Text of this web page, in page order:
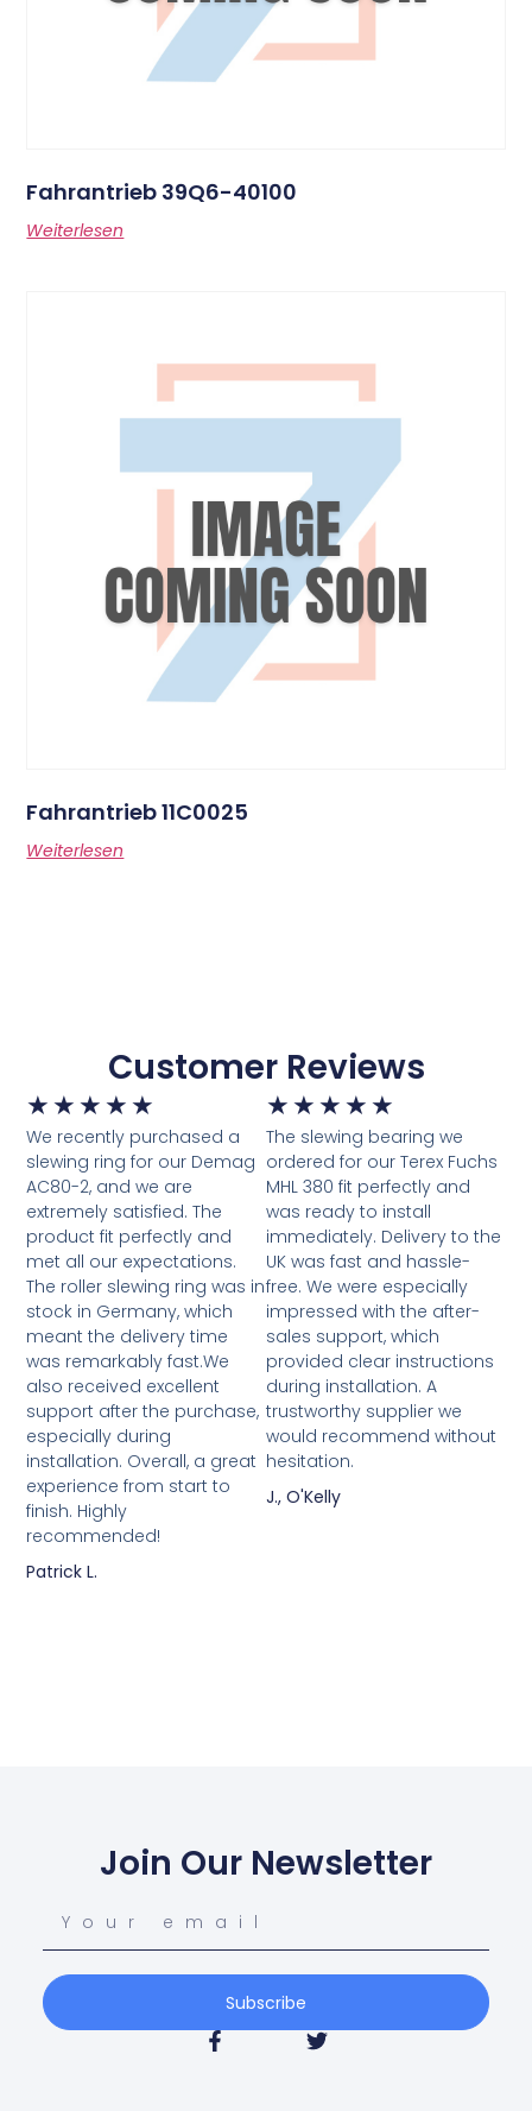
Fahrantrieb 39Q6-40100
Weiterlesen
Fahrantrieb 11C0025
Weiterlesen
Customer Reviews
★ ★ ★ ★ ★
We recently purchased a
slewing ring for our Demag
AC80-2, and we are
extremely satisfied. The
product fit perfectly and
met all our expectations.
The roller slewing ring was in
stock in Germany, which
meant the delivery time
was remarkably fast.We
also received excellent
support after the purchase,
especially during
installation. Overall, a great
experience from start to
finish. Highly
recommended!
Patrick L.
★ ★ ★ ★ ★
The slewing bearing we
ordered for our Terex Fuchs
MHL 380 fit perfectly and
was ready to install
immediately. Delivery to the
UK was fast and hassle-
free. We were especially
impressed with the after-
sales support, which
provided clear instructions
during installation. A
trustworthy supplier we
would recommend without
hesitation.
J., O'Kelly
Join Our Newsletter
Subscribe